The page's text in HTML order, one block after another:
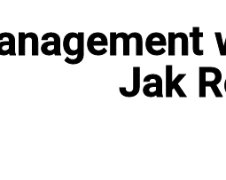
Jak